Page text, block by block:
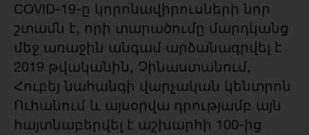
COVID-19-ը կորոնավիրուսների նոր
շտամն է, որի տարածումը մարդկանց
մեջ առաջին անգամ արձանագրվել է
2019 թվականին, Չինաստանում,
Հուբեյ նահանգի վարչական կենտրոն
Ուհանում և այսօրվա դրությամբ այն
հայտնաբերվել է աշխարհի 100-ից